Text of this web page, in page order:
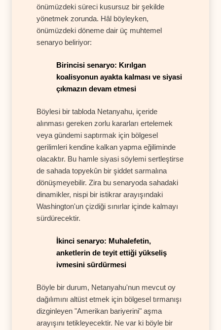
önümüzdeki süreci kusursuz bir şekilde
yönetmek zorunda. Hâl böyleyken,
önümüzdeki döneme dair üç muhtemel
senaryo beliriyor:
Birincisi senaryo: Kırılgan
koalisyonun ayakta kalması ve siyasi
çıkmazın devam etmesi
Böylesi bir tabloda Netanyahu, içeride
alınması gereken zorlu kararları ertelemek
veya gündemi saptırmak için bölgesel
gerilimleri kendine kalkan yapma eğiliminde
olacaktır. Bu hamle siyasi söylemi sertleştirse
de sahada topyekûn bir şiddet sarmalına
dönüşmeyebilir. Zira bu senaryoda sahadaki
dinamikler, nispi bir istikrar arayışındaki
Washington'un çizdiği sınırlar içinde kalmayı
sürdürecektir.
İkinci senaryo: Muhalefetin,
anketlerin de teyit ettiği yükseliş
ivmesini sürdürmesi
Böyle bir durum, Netanyahu'nun mevcut oy
dağılımını altüst etmek için bölgesel tırmanışı
dizginleyen "Amerikan bariyerini" aşma
arayışını tetikleyecektir. Ne var ki böyle bir